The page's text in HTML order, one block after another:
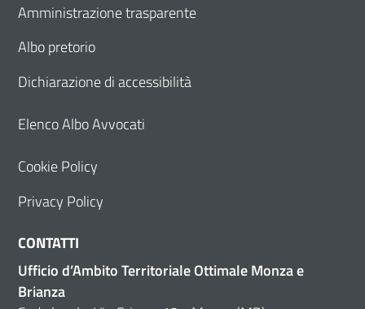
Amministrazione trasparente
Albo pretorio
Dichiarazione di accessibilità
Elenco Albo Avvocati
Cookie Policy
Privacy Policy
CONTATTI
Ufficio d’Ambito Territoriale Ottimale Monza e
Brianza